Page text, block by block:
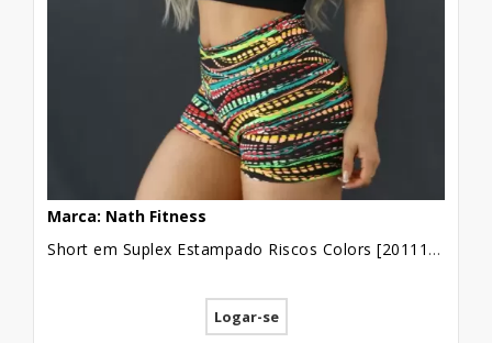
Marca: Nath Fitness
Short em Suplex Estampado Riscos Colors [2011116]
Logar-se